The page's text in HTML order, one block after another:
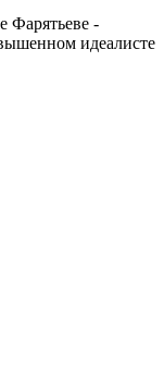
Фарятьеве -
идеалисте